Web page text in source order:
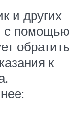
и других
с помощью
обратить
к